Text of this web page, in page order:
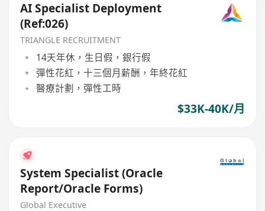
AI Specialist Deployment
(Ref:026)
TRIANGLE RECRUITMENT
14天年休，生日假，銀行假
彈性花紅，十三個月薪酬，年終花紅
醫療計劃，彈性工時
$33K-40K/月
System Specialist (Oracle
Report/Oracle Forms)
Global Executive